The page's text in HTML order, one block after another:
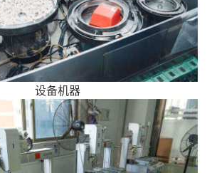
设备机器